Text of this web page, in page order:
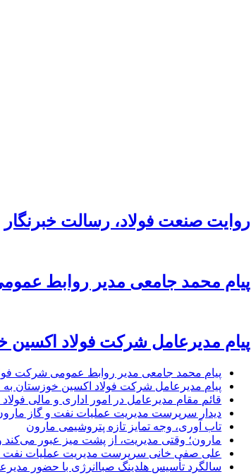
روایت صنعت فولاد،‌ رسالت خبرنگار
پیام محمد جامعی مدیر روابط
پیام مدیرعامل شرکت فولاد اکسین
پیام محمد جامعی مدیر روابط عمومی شرکت
پیام مدیرعامل شرکت فولاد اکسین خوزستان به
قائم مقام مدیرعامل در امور اداری و مالی
دیدار سرپرست مدیریت عملیات نفت و گاز مارون
تاب آوری، وجه تمایز تازه پتروشیمی مارون
مارون؛ وقتی مدیریت، از پشت میز عبور
علی صفی خانی سرپرست مدیریت عملیات نفت
سالگرد تأسیس هلدینگ صباانرژی با حضور